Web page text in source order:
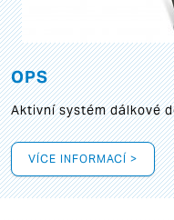
OPS
Aktivní systém dálkové
VÍCE INFORMACÍ >